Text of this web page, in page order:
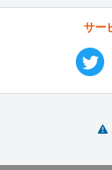
サー